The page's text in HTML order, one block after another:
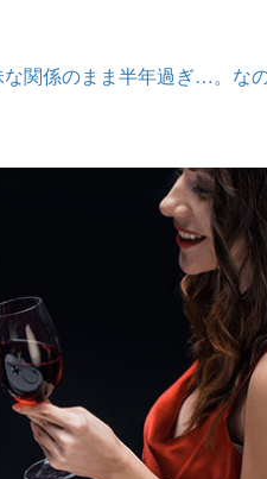
な関係のまま半年過ぎ…。な